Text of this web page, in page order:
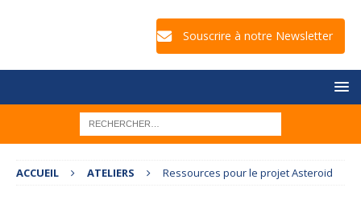
Souscrire à notre Newsletter
ACCUEIL ATELIERS Ressources pour le projet Asteroid